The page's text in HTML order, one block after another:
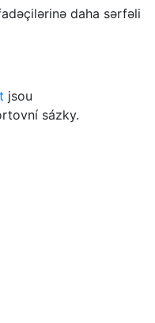
daha sərfəli
jsou
sázky.